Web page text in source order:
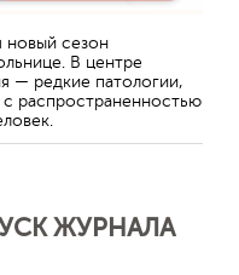
новый сезон
В центре
— редкие патологии,
распространенностью
ЖУРНАЛА